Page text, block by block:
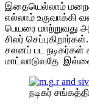
இதையெல்லாம்
எல்லாம் உருவாக்கி
பெயரை மாற்றுவது
சிலர்
சலனப் பட நடிகர்கள்
மாட்லாடுவதே
நடிகர்